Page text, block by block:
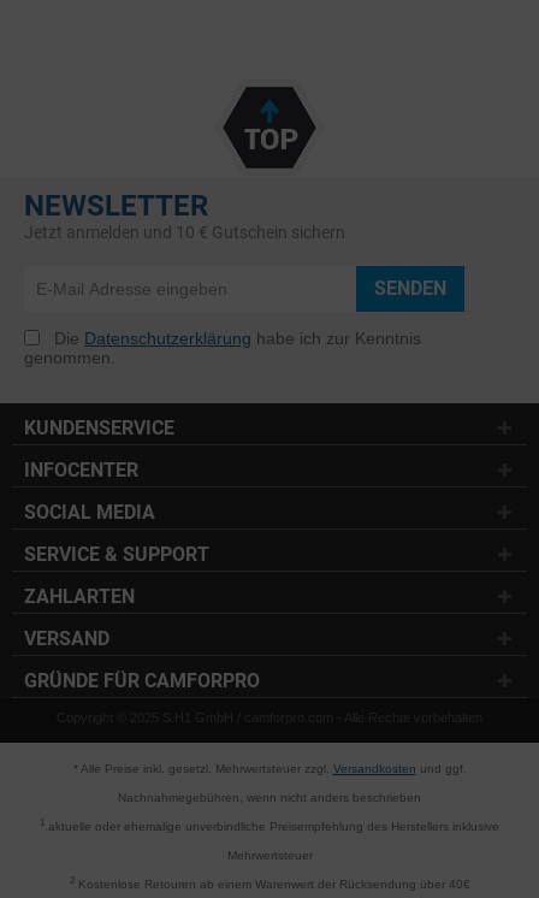
NEWSLETTER
Jetzt anmelden und 10 € Gutschein sichern
SENDEN
Die Datenschutzerklärung habe ich zur Kenntnis
genommen.
KUNDENSERVICE
INFOCENTER
SOCIAL MEDIA
SERVICE & SUPPORT
ZAHLARTEN
VERSAND
GRÜNDE FÜR CAMFORPRO
Copyright © 2025 S.H1 GmbH / camforpro.com - Alle Rechte vorbehalten
* Alle Preise inkl. gesetzl. Mehrwertsteuer zzgl. Versandkosten und ggf.
Nachnahmegebühren, wenn nicht anders beschrieben
aktuelle oder ehemalige unverbindliche Preisempfehlung des Herstellers inklusive
Mehrwertsteuer
2Kostenlose Retouren ab einem Warenwert der Rücksendung über 40€